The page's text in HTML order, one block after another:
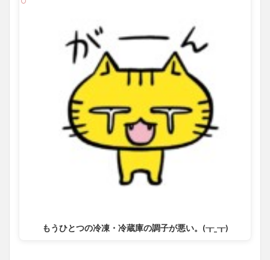
もうひとつの冷凍・冷蔵庫の調子が悪い。(┰_┰)